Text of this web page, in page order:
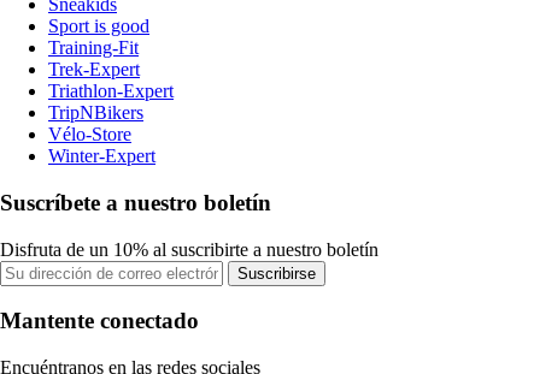
Sneakids
Sport is good
Training-Fit
Trek-Expert
Triathlon-Expert
TripNBikers
Vélo-Store
Winter-Expert
Suscríbete a nuestro boletín
Disfruta de un 10% al suscribirte a nuestro boletín
Suscribirse
Mantente conectado
Encuéntranos en las redes sociales